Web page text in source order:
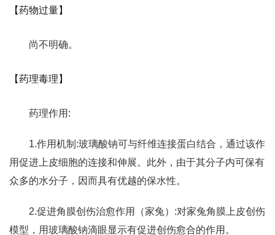
【药物过量】
尚不明确。
【药理毒理】
药理作用:
1.作用机制:玻璃酸钠可与纤维连接蛋白结合，通过该作
用促进上皮细胞的连接和伸展。此外，由于其分子内可保有
众多的水分子，因而具有优越的保水性。
2.促进角膜创伤治愈作用（家兔）:对家兔角膜上皮创伤
模型，用玻璃酸钠滴眼显示有促进创伤愈合的作用。